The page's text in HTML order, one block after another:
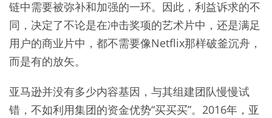
链中需要被弥补和加强的一环。因此，利益诉求的不
同，决定了不论是在冲击奖项的艺术片中，还是满足
用户的商业片中，都不需要像Netflix那样破釜沉舟，
而是有的放矢。
亚马逊并没有多少内容基因，与其组建团队慢慢试
错，不如利用集团的资金优势“买买买”。2016年，亚